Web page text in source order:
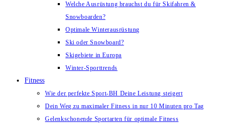
Welche Ausrüstung brauchst du für Skifahren &
Snowboarden?
Optimale Winterausrüstung
Ski oder Snowboard?
Skigebiete in Europa
Winter-Sporttrends
Fitness
Wie der perfekte Sport-BH Deine Leistung steigert
Dein Weg zu maximaler Fitness in nur 10 Minuten pro Tag
Gelenkschonende Sportarten für optimale Fitness